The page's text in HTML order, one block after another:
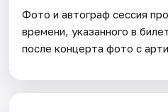
Фото и автограф сессия
времени, указанного в
после концерта фото с